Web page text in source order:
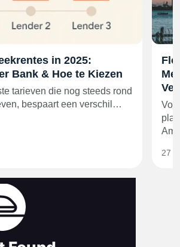
in 2025:
Bank & Hoe te Kiezen
tarieven die nog steeds rond
bespaart een verschil…
27